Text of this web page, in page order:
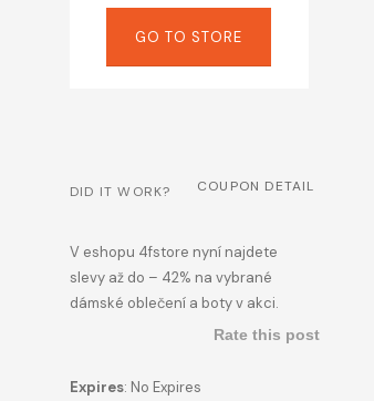
GO TO STORE
DID IT WORK? COUPON DETAIL
V eshopu 4fstore nyní najdete
slevy až do – 42% na vybrané
dámské oblečení a boty v akci.
Rate this post
Expires: No Expires